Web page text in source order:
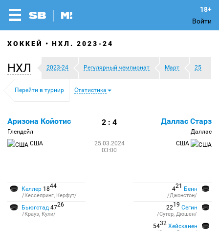
Войти
ХОККЕЙ НХЛ. 2023-24
НХЛ 2023-24 Регулярный чемпионат Март 25
Перейти в турнир Статистика
Аризона Койотис
Глендейл
США
2 : 4
25.03.2024
03:00
Даллас Старз
Даллас
США
Келлер 1844
/Кесселринг, Керфут/
Бьюгстад 4726
/Крауз, Кули/
421 Бенн
/Джонстон/
2219 Сегин
/Сутер, Дюшен/
5432 Хейсканен